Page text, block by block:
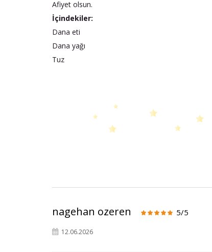
Afiyet olsun.
İçindekiler:
Dana eti
Dana yağı
Tuz
nagehan ozeren 5/5
12.06.2026